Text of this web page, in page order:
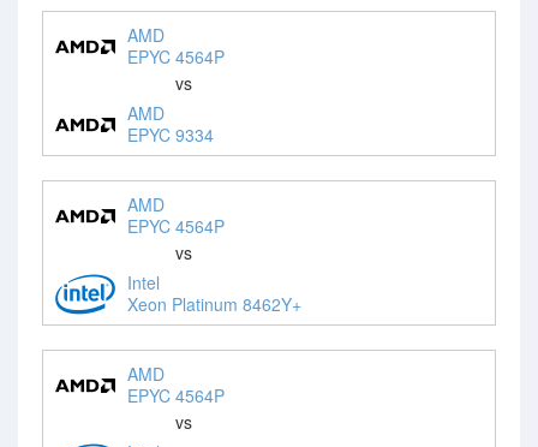
AMD
EPYC 4564P
vs
AMD
EPYC 9334
AMD
EPYC 4564P
vs
Intel
Xeon Platinum 8462Y+
AMD
EPYC 4564P
vs